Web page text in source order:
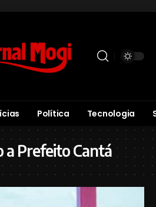
Política Tecnologia
a Prefeito Cantá